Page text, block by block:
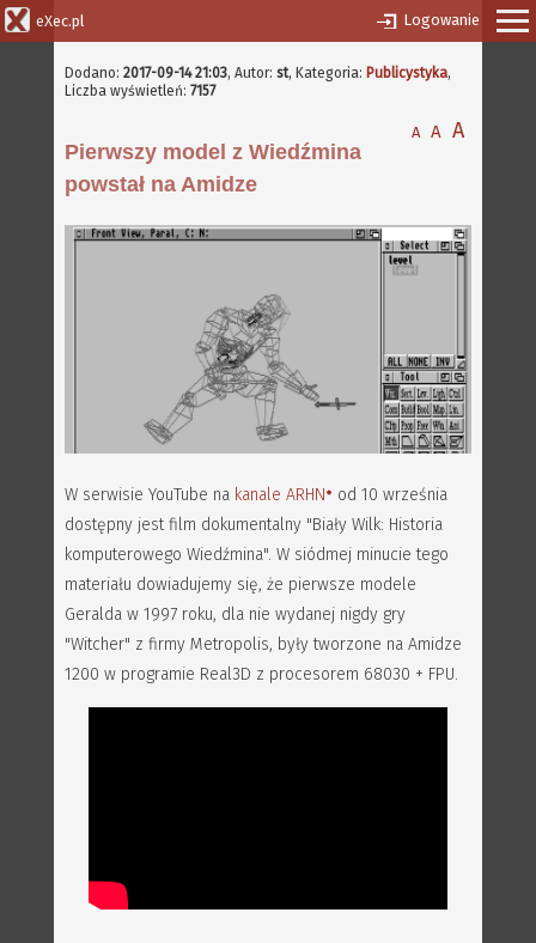
eXec.pl Logowanie
Dodano: 2017-09-14 21:03, Autor: st, Kategoria: Publicystyka,
Liczba wyświetleń: 7157
A A A
Pierwszy model z Wiedźmina
powstał na Amidze
W serwisie YouTube na kanale ARHN
od 10 września
dostępny jest film dokumentalny "Biały Wilk: Historia
komputerowego Wiedźmina". W siódmej minucie tego
materiału dowiadujemy się, że pierwsze modele
Geralda w 1997 roku, dla nie wydanej nigdy gry
"Witcher" z firmy Metropolis, były tworzone na Amidze
1200 w programie Real3D z procesorem 68030 + FPU.